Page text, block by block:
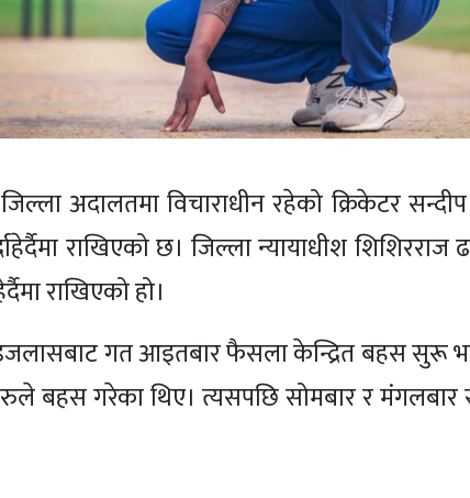
अदालतमा विचाराधीन रहेको क्रिकेटर
राखिएको छ। जिल्ला न्यायाधीश
राखिएको हो।
गत आइतबार फैसला केन्द्रित बहस सुरू
बहस गरेका थिए। त्यसपछि सोमबार र मंगलबार